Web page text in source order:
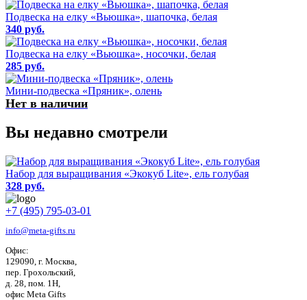
Подвеска на елку «Вьюшка», шапочка, белая
340 руб.
Подвеска на елку «Вьюшка», носочки, белая
285 руб.
Мини-подвеска «Пряник», олень
Нет в наличии
Вы недавно смотрели
Набор для выращивания «Экокуб Lite», ель голубая
328 руб.
+7 (495) 795-03-01
info@meta-gifts.ru
Офис:
129090, г. Москва,
пер. Грохольский,
д. 28, пом. 1Н,
офис Meta Gifts